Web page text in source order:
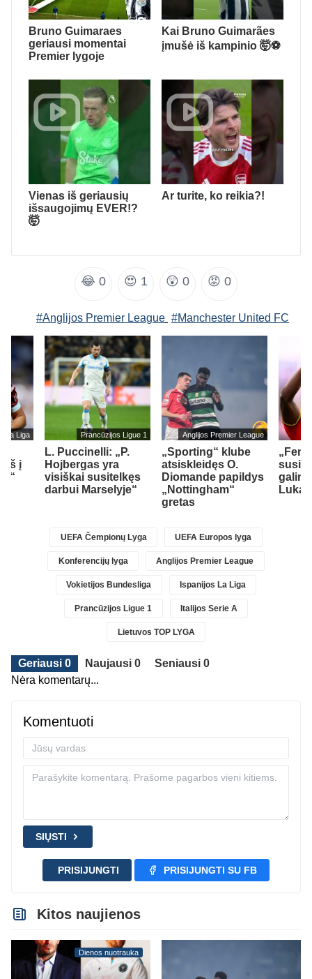
Bruno Guimaraes
geriausi momentai
Premier lygoje
Kai Bruno Guimarães
įmušė iš kampinio 🤯⚽️
Vienas iš geriausių
išsaugojimų EVER!?
🤯
Ar turite, ko reikia?!
😂 0 😍 1 😲 0 😡 0
#Anglijos Premier League #Manchester United FC
La Liga
į
Prancūzijos Ligue 1
L. Puccinelli: „P.
Hojbergas yra
visiškai susitelkęs
darbui Marselyje“
Anglijos Premier League
„Sporting“ klube
atsiskleidęs O.
Diomande papildys
„Nottingham“
gretas
UEFA Čempionų Lyga UEFA Europos lyga
Konferencijų lyga Anglijos Premier League
Vokietijos Bundesliga Ispanijos La Liga
Prancūzijos Ligue 1 Italijos Serie A
Lietuvos TOP LYGA
Geriausi 0 Naujausi 0
Seniausi 0
Nėra komentarų...
Komentuoti
SIŲSTI
PRISIJUNGTI PRISIJUNGTI SU FB
Kitos naujienos
Dienos nuotrauka